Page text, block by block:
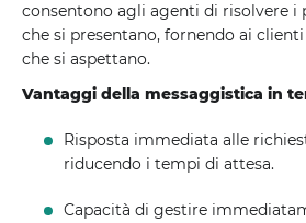
consentono agli agenti di risolvere i
che si presentano, fornendo ai
che si aspettano.
Vantaggi della messaggistica in
Risposta immediata alle
riducendo i tempi di attesa.
Capacità di gestire